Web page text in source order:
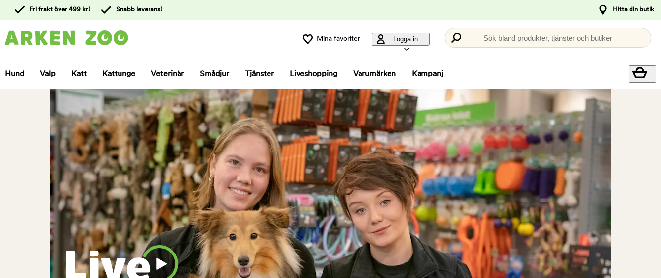
kundtjänst
Fri frakt över 499 kr! Snabb leverans! Hitta din butik
Mina favoriter Logga in Sök bland produkter, tjänster och butiker
Hund Valp Katt Kattunge Veterinär Smådjur Tjänster Liveshopping Varumärken Kampanj